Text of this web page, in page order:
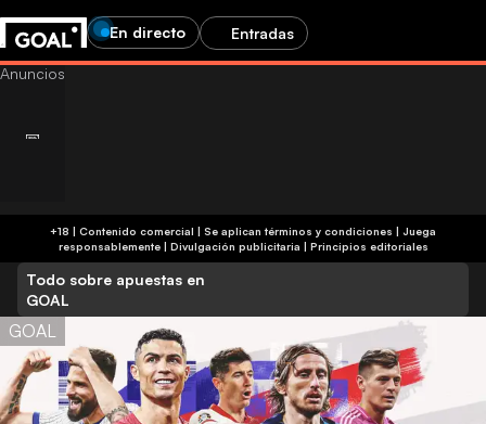
En directo Entradas
+18 | Contenido comercial | Se aplican términos y condiciones | Juega
responsablemente| Divulgación publicitaria | Principios editoriales
Todo sobre apuestas en
GOAL
GOAL